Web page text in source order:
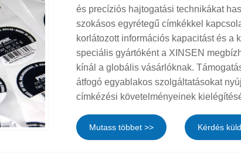
és precíziós hajtogatási technikákat
szokásos egyrétegű címkékkel
korlátozott információs kapacitást és a
speciális gyártóként a XINSEN
kínál a globális vásárlóknak.
átfogó egyablakos szolgáltatásokat
címkézési követelményeinek
Mutass többet >> Kérdés